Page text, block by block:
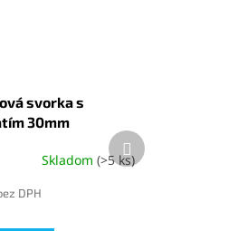
svorka s
30mm
Skladom(>5 ks)
DPH
Ďalší
produkt